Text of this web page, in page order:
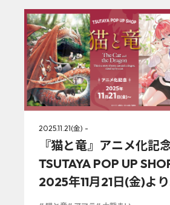
2025.11.21(金) -
『猫と竜』アニメ化記
TSUTAYA POP UP
2025年11月21日(金)よ
催決定!! 新規描き下ろし